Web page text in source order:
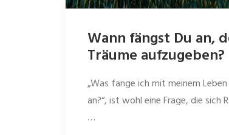
Wann fängst Du an,
Träume aufzugeben?
„Was fange ich mit meinem
an?“, ist wohl eine Frage, die sich
…